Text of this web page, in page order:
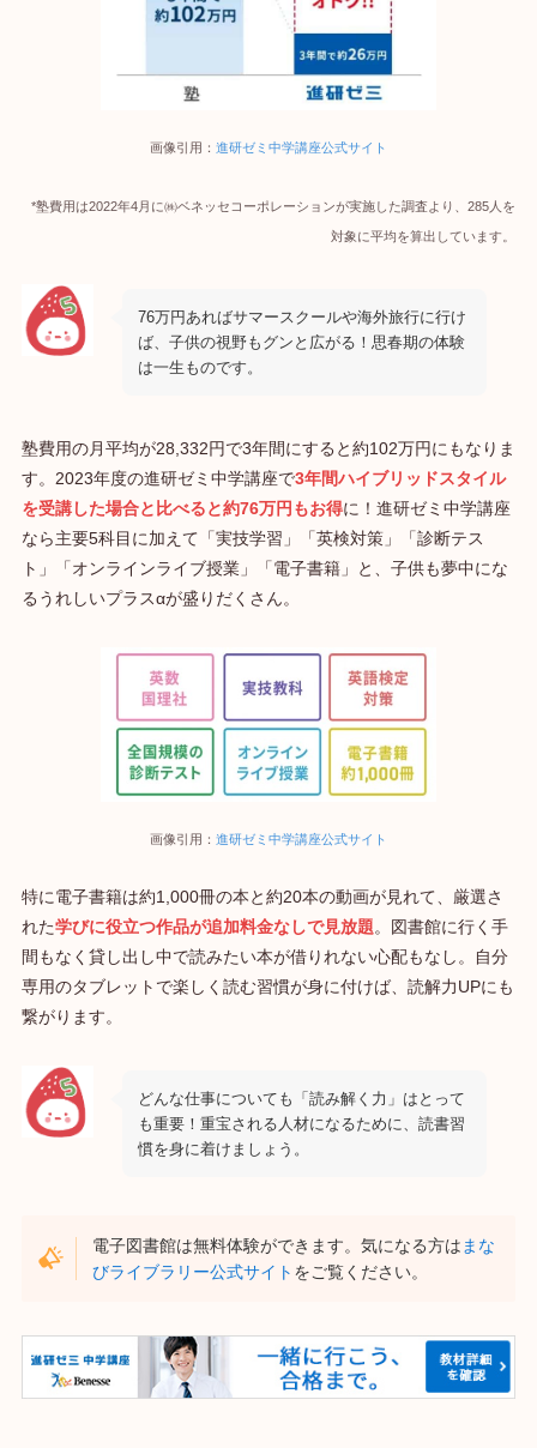
画像引用： 進研ゼミ中学講座公式サイト
*塾費用は2022年4月に㈱ベネッセコーポレーションが実施した調査より、285人を
対象に平均を算出しています。
76万円あればサマースクールや海外旅行に行け
ば、子供の視野もグンと広がる！思春期の体験
は一生ものです。
塾費用の月平均が28,332円で3年間にすると約102万円にもなりま
す。2023年度の進研ゼミ中学講座で3年間ハイブリッドスタイル
を受講した場合と比べると約76万円もお得に！進研ゼミ中学講座
なら主要5科目に加えて「実技学習」「英検対策」「診断テス
ト」「オンラインライブ授業」「電子書籍」と、子供も夢中にな
るうれしいプラスαが盛りだくさん。
画像引用： 進研ゼミ中学講座公式サイト
特に電子書籍は約1,000冊の本と約20本の動画が見れて、厳選さ
れた学びに役立つ作品が追加料金なしで見放題。図書館に行く手
間もなく貸し出し中で読みたい本が借りれない心配もなし。自分
専用のタブレットで楽しく読む習慣が身に付けば、読解力UPにも
繋がります。
どんな仕事についても「読み解く力」はとって
も重要！重宝される人材になるために、読書習
慣を身に着けましょう。
電子図書館は無料体験ができます。気になる方はまな
びライブラリー公式サイト をご覧ください。